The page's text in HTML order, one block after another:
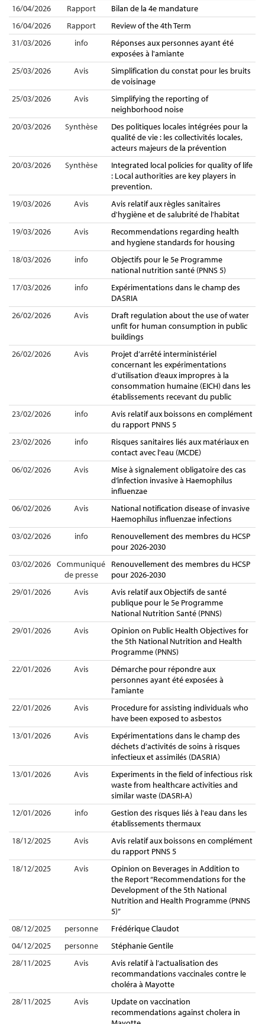
16/04/2026
Rapport
Bilan de la 4e mandature
16/04/2026
Rapport
Review of the 4th Term
31/03/2026
info
Réponses aux personnes ayant été
exposées à l'amiante
25/03/2026
Avis
Simplification du constat pour les bruits
de voisinage
25/03/2026
Avis
Simplifying the reporting of
neighborhood noise
20/03/2026
Synthèse
Des politiques locales intégrées pour la
qualité de vie : les collectivités locales,
acteurs majeurs de la prévention
20/03/2026
Synthèse
Integrated local policies for quality of life
: Local authorities are key players in
prevention.
19/03/2026
Avis
Avis relatif aux règles sanitaires
d'hygiène et de salubrité de l'habitat
19/03/2026
Avis
Recommendations regarding health
and hygiene standards for housing
18/03/2026
info
Objectifs pour le 5e Programme
national nutrition santé (PNNS 5)
17/03/2026
info
Expérimentations dans le champ des
DASRIA
26/02/2026
Avis
Draft regulation about the use of water
unfit for human consumption in public
buildings
26/02/2026
Avis
Projet d’arrêté interministériel
concernant les expérimentations
d’utilisation d’eaux impropres à la
consommation humaine (EICH) dans les
établissements recevant du public
23/02/2026
info
Avis relatif aux boissons en complément
du rapport PNNS 5
23/02/2026
info
Risques sanitaires liés aux matériaux en
contact avec l'eau (MCDE)
06/02/2026
Avis
Mise à signalement obligatoire des cas
d’infection invasive à Haemophilus
influenzae
06/02/2026
Avis
National notification disease of invasive
Haemophilus influenzae infections
03/02/2026
info
Renouvellement des membres du HCSP
pour 2026-2030
03/02/2026 Communiqué
de presse
Renouvellement des membres du HCSP
pour 2026-2030
29/01/2026
Avis
Avis relatif aux Objectifs de santé
publique pour le 5e Programme
National Nutrition Santé (PNNS)
29/01/2026
Avis
Opinion on Public Health Objectives for
the 5th National Nutrition and Health
Programme (PNNS)
22/01/2026
Avis
Démarche pour répondre aux
personnes ayant été exposées à
l'amiante
22/01/2026
Avis
Procedure for assisting individuals who
have been exposed to asbestos
13/01/2026
Avis
Expérimentations dans le champ des
déchets d’activités de soins à risques
infectieux et assimilés (DASRIA)
13/01/2026
Avis
Experiments in the field of infectious risk
waste from healthcare activities and
similar waste (DASRI-A)
12/01/2026
info
Gestion des risques liés à l'eau dans les
établissements thermaux
18/12/2025
Avis
Avis relatif aux boissons en complément
du rapport PNNS 5
18/12/2025
Avis
Opinion on Beverages in Addition to
the Report “Recommendations for the
Development of the 5th National
Nutrition and Health Programme (PNNS
5)”
08/12/2025
personne
Frédérique Claudot
04/12/2025
personne
Stéphanie Gentile
28/11/2025
Avis
Avis relatif à l’actualisation des
recommandations vaccinales contre le
choléra à Mayotte
28/11/2025
Avis
Update on vaccination
recommendations against cholera in